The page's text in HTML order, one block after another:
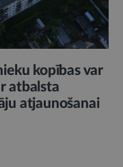
kopības var
atbalsta
atjaunošanai